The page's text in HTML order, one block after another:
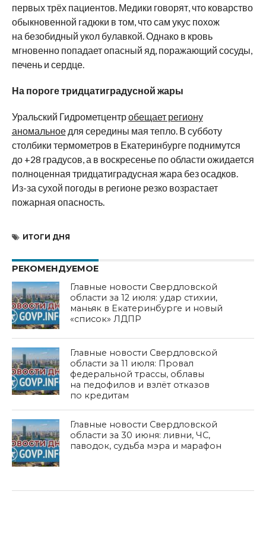
первых трёх пациентов. Медики говорят, что коварство
обыкновенной гадюки в том, что сам укус похож
на безобидный укол булавкой. Однако в кровь
мгновенно попадает опасный яд, поражающий сосуды,
печень и сердце.
На пороге тридцатиградусной жары
Уральский Гидрометцентробещает региону
аномальноедля середины мая тепло. В субботу
столбики термометров в Екатеринбурге поднимутся
до +28 градусов, а в воскресенье по области ожидается
полноценная тридцатиградусная жара без осадков.
Из-за сухой погоды в регионе резко возрастает
пожарная опасность.
ИТОГИ ДНЯ
РЕКОМЕНДУЕМОЕ
Главные новости Свердловской
области за 12 июля: удар стихии,
маньяк в Екатеринбурге и новый
«список» ЛДПР
Главные новости Свердловской
области за 11 июля: Провал
федеральной трассы, облавы
на педофилов и взлёт отказов
по кредитам
Главные новости Свердловской
области за 30 июня: ливни, ЧС,
паводок, судьба мэра и марафон